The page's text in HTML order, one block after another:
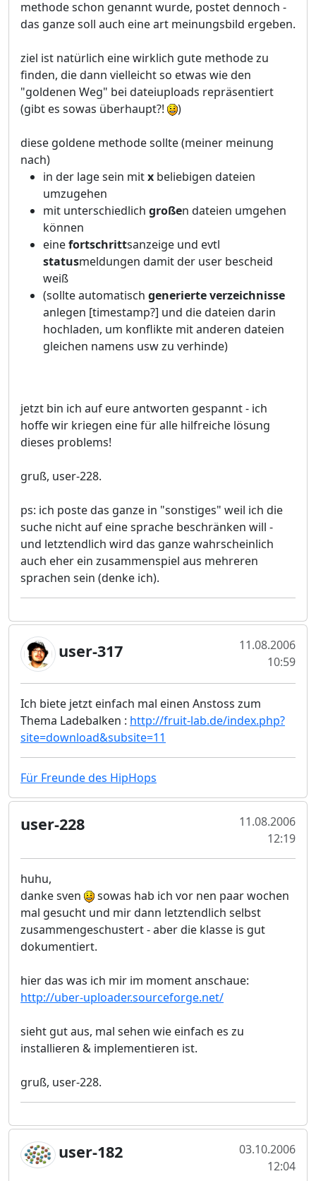
methode schon genannt wurde, postet dennoch -
das ganze soll auch eine art meinungsbild ergeben.
ziel ist natürlich eine wirklich gute methode zu
finden, die dann vielleicht so etwas wie den
"goldenen Weg" bei dateiuploads repräsentiert
(gibt es sowas überhaupt?!
)
diese goldene methode sollte (meiner meinung
nach)
in der lage sein mitx beliebigen dateien
umzugehen
mit unterschiedlich großen dateien umgehen
können
einefortschrittsanzeige und evtl
statusmeldungen damit der user bescheid
weiß
(sollte automatisch generierte verzeichnisse
anlegen [timestamp?] und die dateien darin
hochladen, um konflikte mit anderen dateien
gleichen namens usw zu verhinde)
jetzt bin ich auf eure antworten gespannt - ich
hoffe wir kriegen eine für alle hilfreiche lösung
dieses problems!
gruß, user-228.
ps: ich poste das ganze in "sonstiges" weil ich die
suche nicht auf eine sprache beschränken will -
und letztendlich wird das ganze wahrscheinlich
auch eher ein zusammenspiel aus mehreren
sprachen sein (denke ich).
user-317
11.08.2006
10:59
Ich biete jetzt einfach mal einen Anstoss zum
Thema Ladebalken : http://fruit-lab.de/index.php?
site=download&subsite=11
Für Freunde des HipHops
user-228
11.08.2006
12:19
huhu,
danke sven
sowas hab ich vor nen paar wochen
mal gesucht und mir dann letztendlich selbst
zusammengeschustert - aber die klasse is gut
dokumentiert.
hier das was ich mir im moment anschaue:
http://uber-uploader.sourceforge.net/
sieht gut aus, mal sehen wie einfach es zu
installieren & implementieren ist.
gruß, user-228.
user-182
03.10.2006
12:04